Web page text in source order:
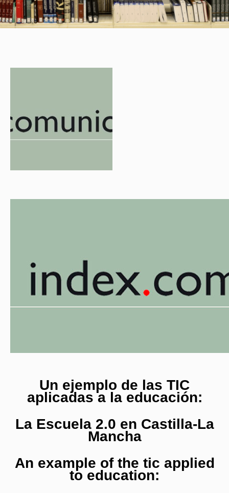
Un ejemplo de las TIC
aplicadas a la educación:
La Escuela 2.0 en Castilla-La
Mancha
An example of the tic applied
to education: